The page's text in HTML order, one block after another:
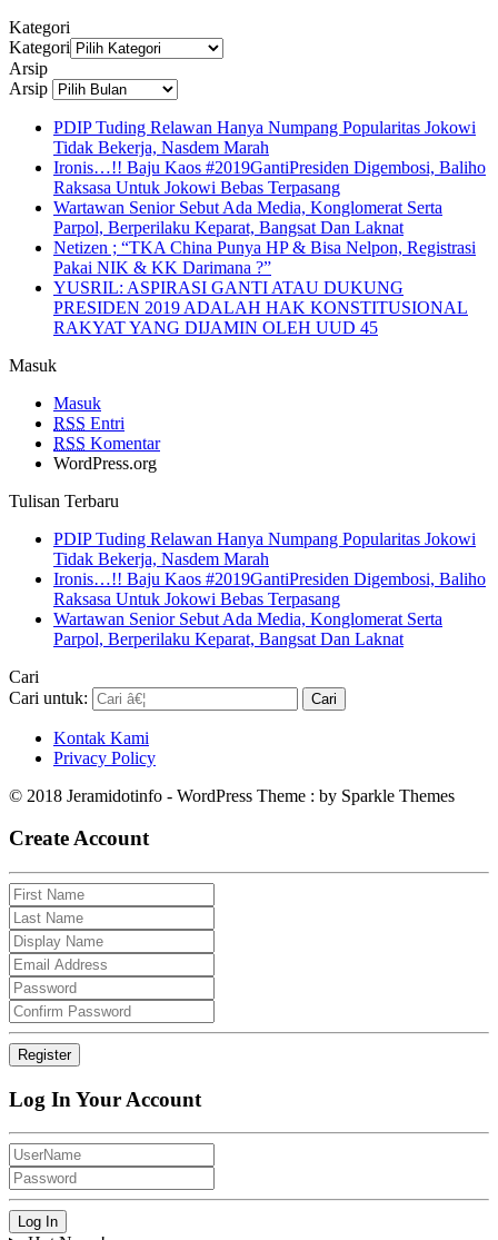
Kategori
Kategori
Arsip
Arsip
PDIP Tuding Relawan Hanya Numpang Popularitas Jokowi
Tidak Bekerja, Nasdem Marah
Ironis…!! Baju Kaos #2019GantiPresiden Digembosi, Baliho
Raksasa Untuk Jokowi Bebas Terpasang
Wartawan Senior Sebut Ada Media, Konglomerat Serta
Parpol, Berperilaku Keparat, Bangsat Dan Laknat
Netizen ; “TKA China Punya HP & Bisa Nelpon, Registrasi
Pakai NIK & KK Darimana ?”
YUSRIL: ASPIRASI GANTI ATAU DUKUNG
PRESIDEN 2019 ADALAH HAK KONSTITUSIONAL
RAKYAT YANG DIJAMIN OLEH UUD 45
Masuk
Masuk
RSS Entri
RSS Komentar
WordPress.org
Tulisan Terbaru
PDIP Tuding Relawan Hanya Numpang Popularitas Jokowi
Tidak Bekerja, Nasdem Marah
Ironis…!! Baju Kaos #2019GantiPresiden Digembosi, Baliho
Raksasa Untuk Jokowi Bebas Terpasang
Wartawan Senior Sebut Ada Media, Konglomerat Serta
Parpol, Berperilaku Keparat, Bangsat Dan Laknat
Cari
Cari untuk:
Kontak Kami
Privacy Policy
© 2018 Jeramidotinfo - WordPress Theme : by Sparkle Themes
Create Account
Log In Your Account